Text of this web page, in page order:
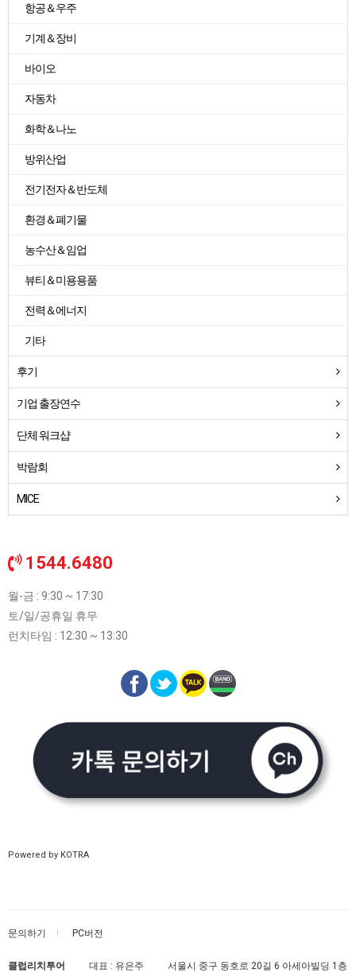
항공＆우주
기계＆장비
바이오
자동차
화학＆나노
방위산업
전기전자＆반도체
환경＆폐기물
농수산＆임업
뷰티＆미용용품
전력＆에너지
기타
후기
기업 출장연수
단체 워크샵
박람회
MICE
1544.6480
월-금 : 9:30 ~ 17:30
토/일/공휴일 휴무
런치타임 : 12:30 ~ 13:30
Powered by KOTRA
문의하기 PC버전
클럽리치투어 대표 : 유은주
서울시 중구 동호로 20길 6 아세아빌딩 1층